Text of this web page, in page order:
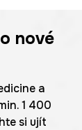
nové
a
1 400
si ujít